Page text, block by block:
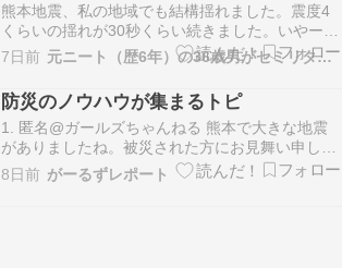
熊本地震、私の地域でも結構揺れました。震度4
くらいの揺れが30秒くらい続きました。いやー恐
ろしかった。 この暑さの中で避難生活は地獄だと
思います。日常生活が一日でも早く戻ることを祈
ります。それで、こんなニュースを耳にしまし
た。 newsdig.tbs.co.jpイオンモールのテナ…
7日前 元ニート（歴6年）の36歳男がセミリタイアを目指す
防災のノウハウが集まるトピ
1. 匿名@ガールズちゃんねる 熊本で大きな地震
がありましたね。被災された方にお見舞い申し上
げます。 本トピに、過去に被災された方の体験談
や有効な対策が書き込まれていてとても参考にな
8日前 がーるずレポート